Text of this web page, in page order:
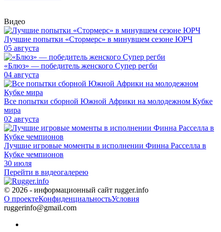
Видео
Лучшие попытки «Стормерс» в минувшем сезоне ЮРЧ
05 августа
«Блюз» — победитель женского Супер регби
04 августа
Все попытки сборной Южной Африки на молодежном Кубке
мира
02 августа
Лучшие игровые моменты в исполнении Финна Расселла в
Кубке чемпионов
30 июля
Перейти в видеогалерею
© 2026 - информационный сайт rugger.info
О проектеКонфиденциальностьУсловия
ruggerinfo@gmail.com